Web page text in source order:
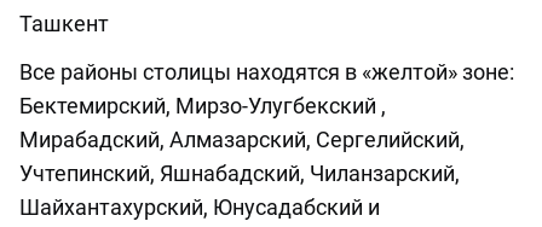
Ташкент
Все районы столицы находятся в «желтой» зоне:
Бектемирский, Мирзо-Улугбекский ,
Мирабадский, Алмазарский, Сергелийский,
Учтепинский, Яшнабадский, Чиланзарский,
Шайхантахурский, Юнусадабский и